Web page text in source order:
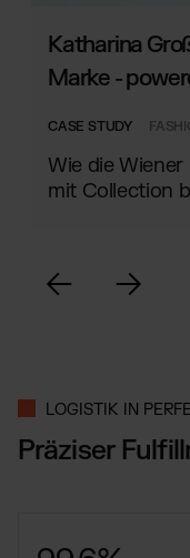
Katharina
Marke -
CASE STUDY
Wie die
mit Collection
LOGISTIK IN
Präziser